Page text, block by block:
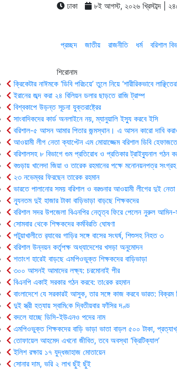
ঢাকা ৮ই আগস্ট, ২০২৬ খ্রিস্টাব্দ |
প্রচ্ছদ জাতীয় রাজনীতি ধর্ম বরিশাল
শিরোনাম
ক্রিকেটার নাঈমকে ‘ডিবি পরিচয়ে’ তুলে নিয়ে ‘শারীরিকভাবে
ইরানের জব্দ করা ২৪ বিলিয়ন ডলার ছাড়তে রাজি ট্রাম্প
বিশ্বকাপে উড়ন্ত সূচনা যুক্তরাষ্ট্রের
সাংবাদিকদের কার্ড অনলাইনে নয়, ম্যানুয়ালি ইস্যু করবে ইসি
বরিশাল-৫ আসন আমার পিতার জন্মস্থান। এ আসন কারো দাবি
আওয়ামী লীগ নেতা ক্যাপ্টেন এম মোয়াজ্জেম বরিশাল ডিবি হেফাজতে
বরিশালসহ ৮ বিভাগে গুম প্রতিরোধ ও প্রতিকার ট্রাইব্যুনাল গঠন
বগুড়ায় খালেদা জিয়া ও তারেক রহমানের পক্ষে মনোনয়নপত্র সংগ্রহ
২৩ নভেম্বর ফিরছেন তারেক রহমান
ভারতে পালানোর সময় ব‌রিশাল ও বরগুনার আওয়ামী লীগের দুই
ন্যূনতম দুই হাজার টাকা বাড়িভাড়া বাড়ছে শিক্ষকদের
বরিশাল সদর উপজেলা বিএনপির নেতৃত্ব ফিরে পেলেন নুরুল আমিন-
সোমবার থেকে শিক্ষকদের কর্মবিরতি ঘোষণা
পটুয়াখালীতে র‍্যাবের গাড়ির সঙ্গে বাসের সংঘর্ষ, শিশুসহ নিহত ৩
বরিশাল উন্নয়ন কর্তৃপক্ষ অধ্যাদেশের খসড়া অনুমোদন
শতাংশ হারেই বাড়ছে এমপিওভুক্ত শিক্ষকদের বাড়িভাড়া
৩০০ আসনই আমাদের লক্ষ্য: চরমোনাই পীর
বিএনপি একাই সরকার গঠন করবে: তা‌রেক রহমান
বাংলাদেশে যে সরকারই আসুক, তার সঙ্গে কাজ করবে ভারত: বিক্রম
দুই স্ত্রী হত্যায় স্বা‌মি‌কে দ্বিতীয়বার ফাঁসির দণ্ড
বদলে যাচ্ছে ডিসি-ইউএনও পদের নাম
এমপিওভুক্ত শিক্ষকদের বাড়ি ভাড়া ভাতা বাড়ল ৫০০ টাকা,
তোফায়েল আহমেদ এখনো জীবিত, তবে অবস্থা ‘ক্রিটিক্যাল’
ইলিশ রক্ষায় ১৭ যুদ্ধজাহাজ মোতায়েন
সোনার দাম, ভরি ২ লাখ ছুঁই ছুঁই